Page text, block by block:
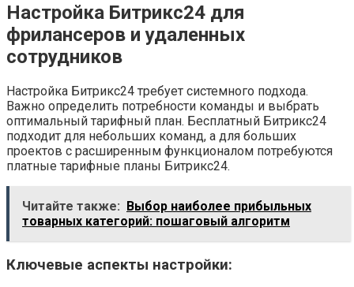
Настройка Битрикс24 для
фрилансеров и удаленных
сотрудников
Настройка Битрикс24 требует системного подхода.
Важно определить потребности команды и выбрать
оптимальный тарифный план. Бесплатный Битрикс24
подходит для небольших команд, а для больших
проектов с расширенным функционалом потребуются
платные тарифные планы Битрикс24.
Читайте также: Выбор наиболее прибыльных
товарных категорий: пошаговый алгоритм
Ключевые аспекты настройки: